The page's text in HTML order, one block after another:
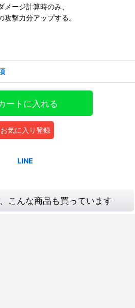
ージ計算時のみ、
撃力分アップする。
ートに入れる
お気に入り登録
こんな商品も買っています